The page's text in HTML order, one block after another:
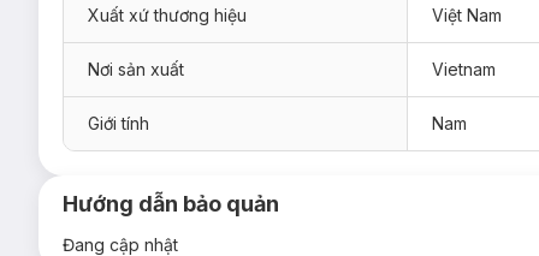
Xuất xứ thương hiệu Việt Nam
Nơi sản xuất Vietnam
Giới tính Nam
Hướng dẫn bảo quản
Đang cập nhật